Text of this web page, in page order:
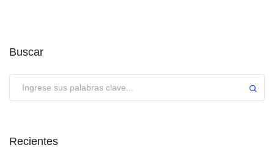
Buscar
Recientes